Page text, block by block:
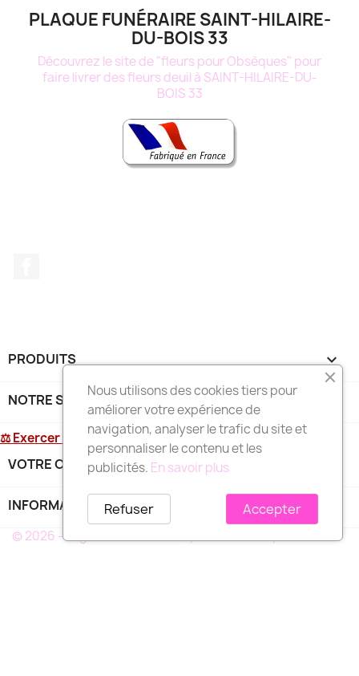
PLAQUE FUNÉRAIRE SAINT-HILAIRE-
DU-BOIS 33
Découvrez le site de "fleurs pour Obsèques" pour
faire livrer des fleurs deuil à SAINT-HILAIRE-DU-
BOIS 33
PRODUITS 
NOTRE SOCIÉTÉ
⚖ Exercer mon droit de rétractation
VOTRE COMPTE
INFORMATIONS
© 2026 - Logiciel e-commerce par PrestaShop™
Nous utilisons des cookies tiers pour
améliorer votre expérience de
navigation, analyser le trafic du site et
personnaliser le contenu et les
publicités. En savoir plus
Accepter
Refuser